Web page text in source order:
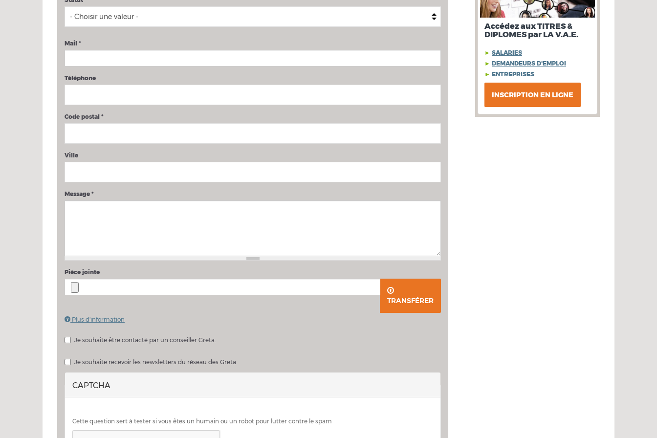
Mail *
Téléphone
Code postal *
Ville
Message *
Pièce jointe
TRANSFÉRER
Plus d'information
Extensions autorisées :pdf doc docx.
Je souhaite être contacté par un conseiller Greta.
Je souhaite recevoir les newsletters du réseau des Greta
CAPTCHA
Cette question sert à tester si vous êtes un humain ou un robot pour lutter contre le spam
Accédez aux TITRES &
DIPLOMES par LA V.A.E.
► SALARIES
► DEMANDEURS D'EMPLOI
► ENTREPRISES
INSCRIPTION EN LIGNE